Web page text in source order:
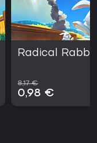
Radical
8,17 €
0,98 €